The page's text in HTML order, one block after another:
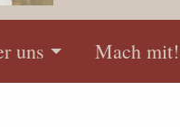
uns Mach mit!